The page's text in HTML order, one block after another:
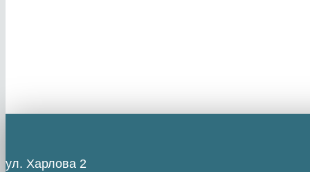
ул. Харлова 2